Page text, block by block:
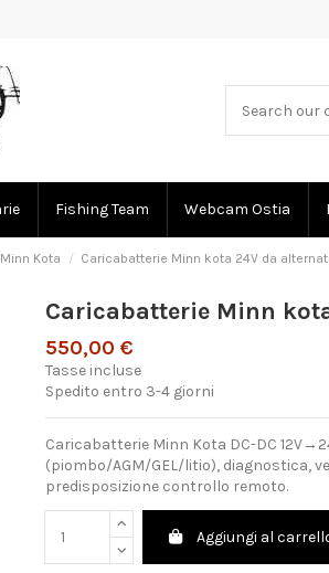
Fishing Team Webcam Ostia
Kota Caricabatterie Minn kota 24V da
Caricabatterie Minn
550,00 €
Tasse incluse
Spedito entro 3-4 giorni
Caricabatterie Minn Kota DC-DC
(piombo/AGM/GEL/litio), diagnostica,
predisposizione controllo remoto.
Aggiungi al